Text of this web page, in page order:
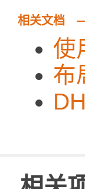
相关文档
使
布